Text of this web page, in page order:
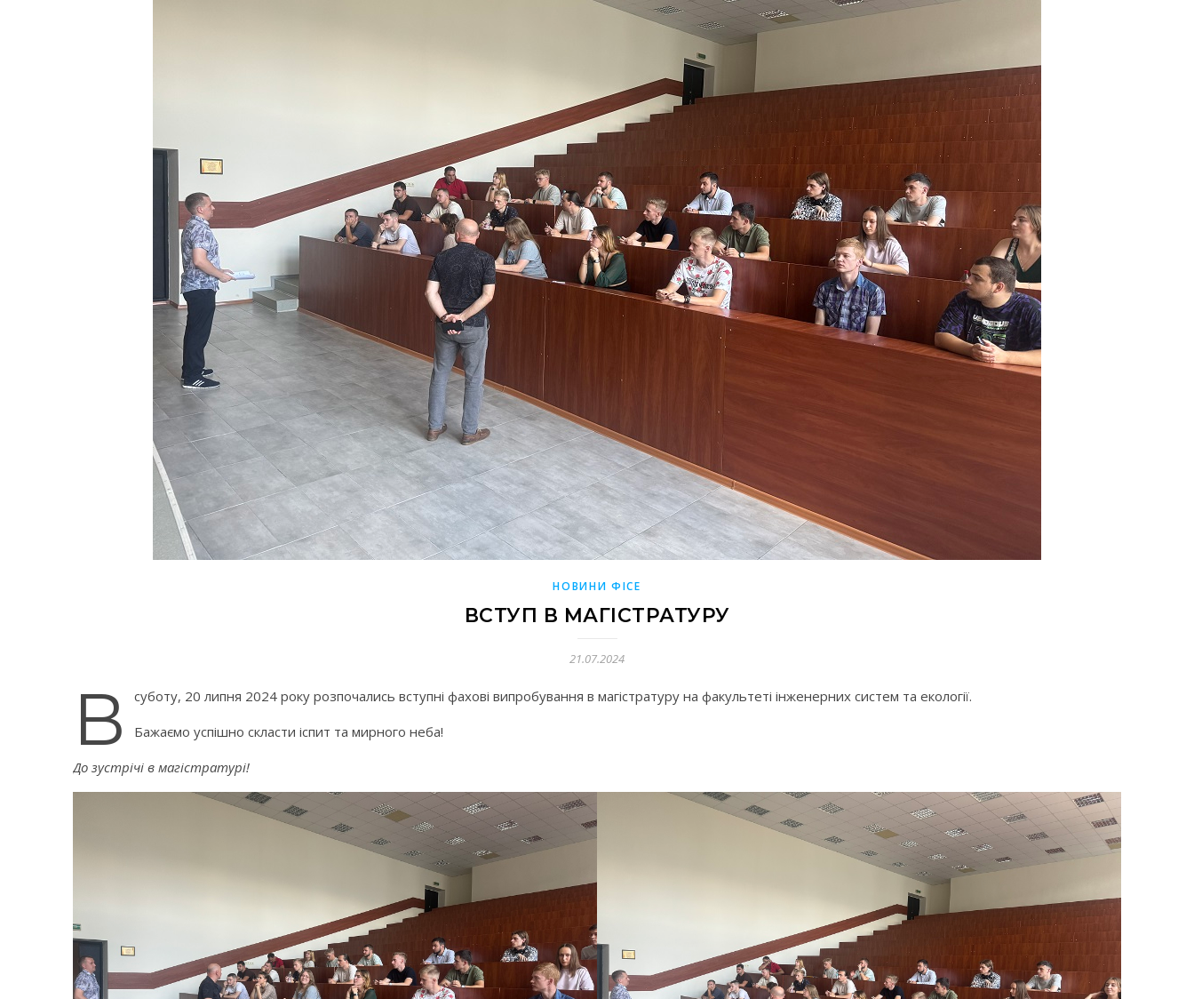
НОВИНИ ФІСЕ
ВСТУП В МАГІСТРАТУРУ
21.07.2024
В
суботу, 20 липня 2024 року розпочались вступні фахові випробування в магістратуру на факультеті інженерних систем та екології.
Бажаємо успішно скласти іспит та мирного неба!
До зустрічі в магістратурі!